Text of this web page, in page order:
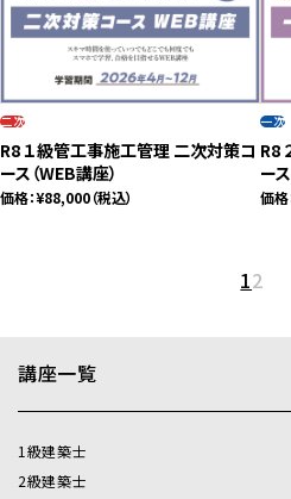
二次
R8 １級管工事施工管理 二次対策コ
ース（WEB講座）
価格：¥88,000（税込）
一次
R8
ー
価格
12
講座一覧
1級建築士
2級建築士